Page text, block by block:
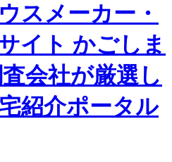
スメーカー・
イト かごしま
会社が厳選し
紹介ポータル